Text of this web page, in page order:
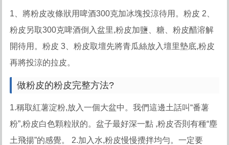
1、將粉皮改條狀用啤酒300克加冰塊投涼待用。粉皮 2、
粉皮另取300克啤酒倒入盆里,粉皮加鹽、糖、粉皮醋溶解
開待用。粉皮 3、粉皮取壇先將青瓜絲放入壇里墊底,粉皮
再將投涼的拉皮。
做粉皮的粉皮完整方法?
1.稱取紅薯淀粉,放入一個大盆中。我們這邊土話叫“番薯
粉”,粉皮白色顆粒狀的。盆子最好深一點 ,粉皮否則有種“塵
土飛揚”的感覺。 2.加入水,粉皮慢慢攪拌均勻。一定要